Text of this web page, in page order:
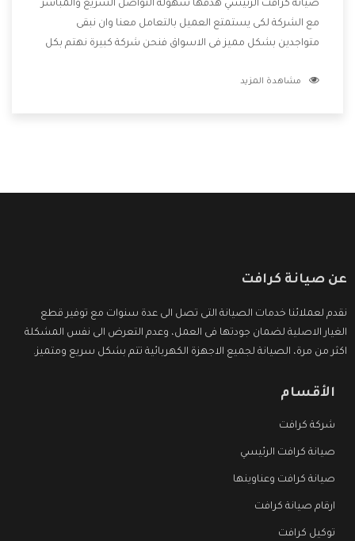
صيانة كرافت الرئيسي هدفها سهولة التواصل السريع والمباشر
مع الشركة لكى يستمتع العميل بالتعامل معنا وان نبقى
متواجدين بشكل مميز فى الاسواق فنحن شركة كبيرة نهتم بكل
الشركة بها والتى تكون منها خدمة الصيانة التى تكون من أهم
مشاهدة المزيد
عن صيانة كرافت
نقدم لعملائنا خدمات الصيانة التى تصل الى عدة سنوات مع توفير قطع
الغيار الاصلية لضمان جودتها فى العمل، وعدم التعرض الى نفس المشكلة
اكثر من مرة، الصيانة لجميع الاجهزة الكهربائية تتم بشكل سريع ومتميز.
الأقسام
شركة كرافت
صيانة كرافت الرئيسي
صيانة كرافت وعناوينها
ارقام صيانة كرافت
توكيل كرافت